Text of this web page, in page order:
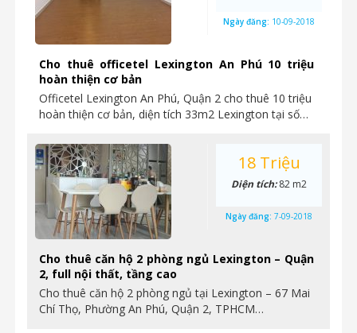
Cho thuê officetel Lexington An Phú 10 triệu
hoàn thiện cơ bản
Officetel Lexington An Phú, Quận 2 cho thuê 10 triệu
hoàn thiện cơ bản, diện tích 33m2 Lexington tại số…
Ngày đăng: 10-09-2018
Cho thuê căn hộ 2 phòng ngủ Lexington – Quận
2, full nội thất, tầng cao
Cho thuê căn hộ 2 phòng ngủ tại Lexington – 67 Mai
Chí Thọ, Phường An Phú, Quận 2, TPHCM…
18 Triệu
Diện tích:82 m2
Ngày đăng: 7-09-2018